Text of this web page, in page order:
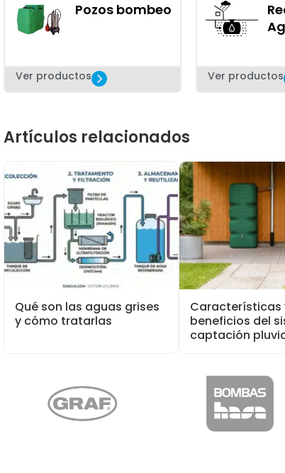
Pozos bombeo
Ver productos Ver productos
Artículos relacionados
Qué son las aguas grises
y cómo tratarlas
Características
beneficios del
captación